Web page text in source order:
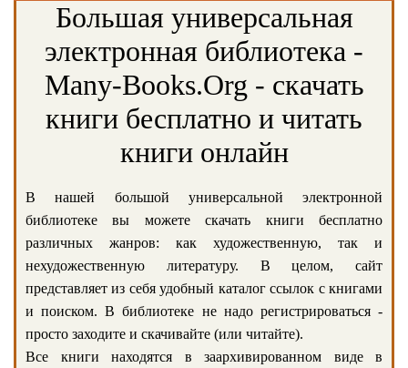
Большая универсальная
электронная библиотека -
Many-Books.Org - скачать
книги бесплатно и читать
книги онлайн
В нашей большой универсальной электронной
библиотеке вы можете скачать книги бесплатно
различных жанров: как художественную, так и
нехудожественную литературу. В целом, сайт
представляет из себя удобный каталог ссылок с книгами
и поиском. В библиотеке не надо регистрироваться -
просто заходите и скачивайте (или читайте).
Все книги находятся в заархивированном виде в